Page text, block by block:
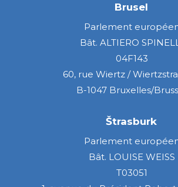
Brusel
Parlement
Bât. ALTIERO
04F143
60, rue Wiertz /
B-1047 Bruxelles/
Štrasburk
Parlement
Bât. LOUISE WEISS
T03051